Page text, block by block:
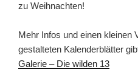
zu Weihnachten!
Mehr Infos und einen kleinen
gestalteten Kalenderblätter
Galerie – Die wilden 13